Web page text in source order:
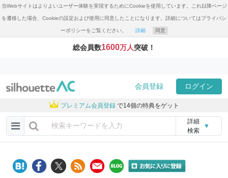
当Webサイトはよりよいユーザー体験を実現するためにCookieを使用しています。これ以降ページ
を遷移した場合、Cookieの設定および使用に同意したことになります。詳細についてはプライバシ
ーポリシーをご覧ください。 詳細 同意
総会員数1600万人突破！
会員登録 ログイン
プレミアム会員登録 で14個の特典をゲット
詳細
検索
▼